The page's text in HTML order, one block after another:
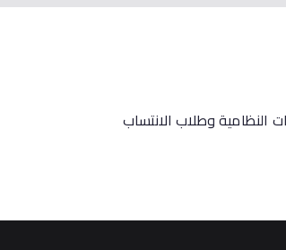
النظامية وطلاب الانتساب